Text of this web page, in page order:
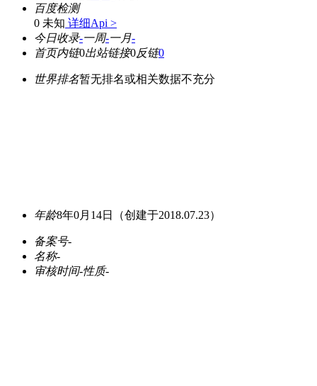
百度检测
0 未知 详细Api >
今日收录-一周-一月-
首页内链0出站链接0反链0
世界排名暂无排名或相关数据不充分
年龄8年0月14日 （创建于2018.07.23）
备案号-
名称-
审核时间-性质-